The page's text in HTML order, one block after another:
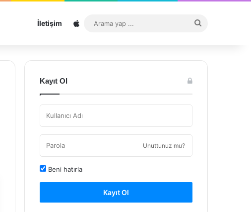
İletişim Sitemap
...
Kayıt Ol
Unuttunuz mu?
Beni hatırla
Kayıt Ol